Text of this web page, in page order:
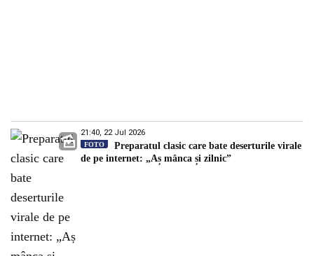
21:40, 22 Jul 2026
FOTO
Preparatul clasic care bate deserturile virale
de pe internet: „Aș mânca și zilnic”